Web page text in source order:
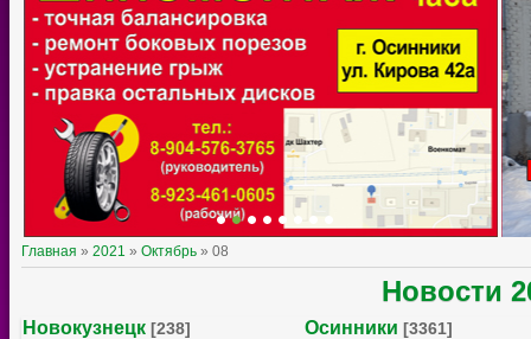
Главная » 2021 » Октябрь » 08
Новости
Новокузнецк [238] Осинники [3361]